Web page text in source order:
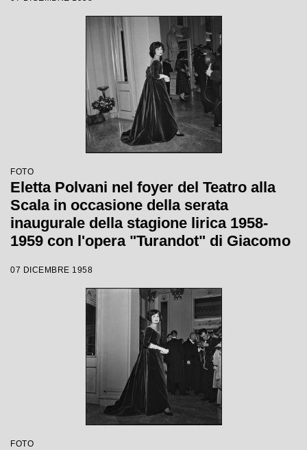
Votto con la regia di Margherita
FOTO
Eletta Polvani nel foyer del Teatro alla
Scala in occasione della serata
inaugurale della stagione lirica 1958-
1959 con l'opera "Turandot" di Giacomo
regia di Margherita Walmann
07 DICEMBRE 1958
FOTO